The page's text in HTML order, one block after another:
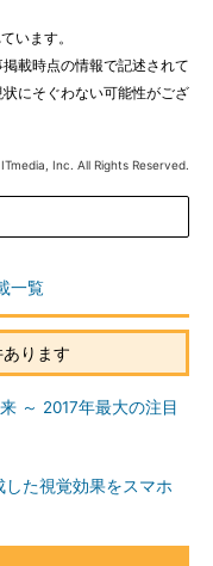
います。
載時点の情報で記述されて
にそぐわない可能性がござ
Inc. All Rights Reserved.
一覧
ります
～ 2017年最大の注目
た視覚効果をスマホ